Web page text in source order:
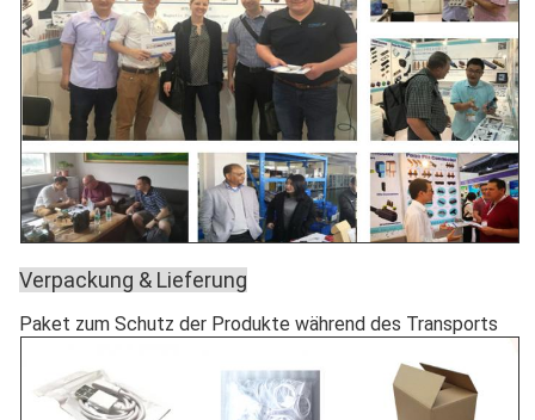
Verpackung & Lieferung
Paket zum Schutz der Produkte während des Transports